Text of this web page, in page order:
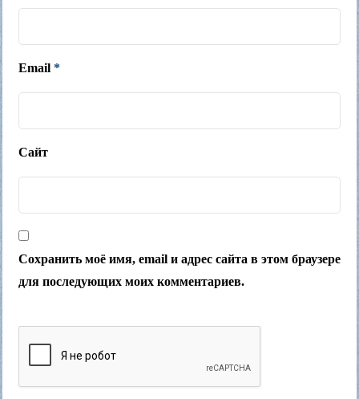
Email *
Сайт
Сохранить моё имя, email и адрес сайта в этом браузере
для последующих моих комментариев.